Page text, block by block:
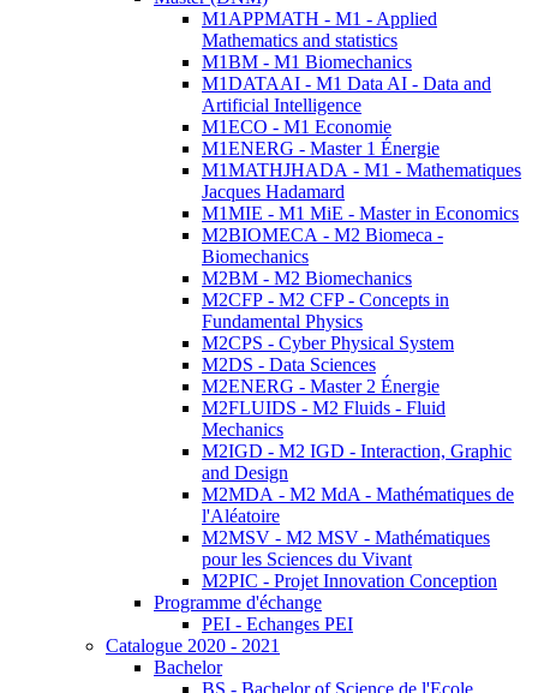
M1APPMATH - M1 - Applied
Mathematics and statistics
M1BM - M1 Biomechanics
M1DATAAI - M1 Data AI - Data and
Artificial Intelligence
M1ECO - M1 Economie
M1ENERG - Master 1 Énergie
M1MATHJHADA - M1 - Mathematiques
Jacques Hadamard
M1MIE - M1 MiE - Master in Economics
M2BIOMECA - M2 Biomeca -
Biomechanics
M2BM - M2 Biomechanics
M2CFP - M2 CFP - Concepts in
Fundamental Physics
M2CPS - Cyber Physical System
M2DS - Data Sciences
M2ENERG - Master 2 Énergie
M2FLUIDS - M2 Fluids - Fluid
Mechanics
M2IGD - M2 IGD - Interaction, Graphic
and Design
M2MDA - M2 MdA - Mathématiques de
l'Aléatoire
M2MSV - M2 MSV - Mathématiques
pour les Sciences du Vivant
M2PIC - Projet Innovation Conception
Programme d'échange
PEI - Echanges PEI
Catalogue 2020 - 2021
Bachelor
BS - Bachelor of Science de l'Ecole